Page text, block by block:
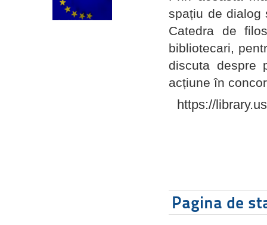
spațiu de dialog
Catedra de
bibliotecari,
discuta despre
acțiune în
https://
Pagina de